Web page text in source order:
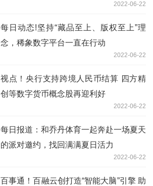
2022-06-22
每日动态!坚持“藏品至上、版权至上”理
念，稀象数字平台一直在行动
2022-06-22
视点！央行支持跨境人民币结算 四方精
创等数字货币概念股再迎利好
2022-06-22
每日报道：和乔丹体育一起奔赴一场夏天
的派对邀约，找回满满夏日活力
2022-06-22
百事通！百融云创打造“智能大脑”引擎 助